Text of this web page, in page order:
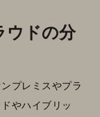
ウドの分
プレミスやプラ
やハイブリッ